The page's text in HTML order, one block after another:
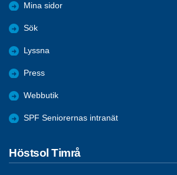
Mina sidor
Sök
Lyssna
Press
Webbutik
SPF Seniorernas intranät
Höstsol Timrå